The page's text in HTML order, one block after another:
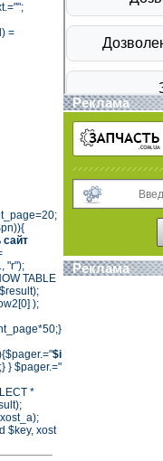
=
сайт
"r");
TABLE
);
$i
} $pager.="
*
$key, xost
Реклама
Реклама